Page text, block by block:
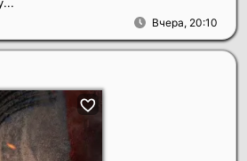
Вчера, 20:10